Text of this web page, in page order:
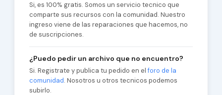
Si, es 100% gratis. Somos un servicio tecnico que
comparte sus recursos con la comunidad. Nuestro
ingreso viene de las reparaciones que hacemos, no
de suscripciones.
¿Puedo pedir un archivo que no encuentro?
Si. Registrate y publica tu pedido en elforo de la
comunidad. Nosotros u otros tecnicos podemos
subirlo.